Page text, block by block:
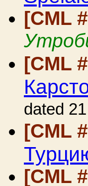
[CML
[CML
dated
[CML
[CML